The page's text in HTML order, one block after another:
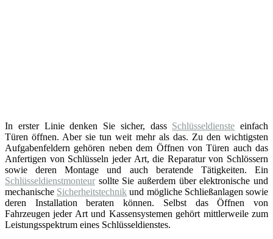
In erster Linie denken Sie sicher, dass Schlüsseldienste einfach
Türen öffnen. Aber sie tun weit mehr als das. Zu den wichtigsten
Aufgabenfeldern gehören neben dem Öffnen von Türen auch das
Anfertigen von Schlüsseln jeder Art, die Reparatur von Schlössern
sowie deren Montage und auch beratende Tätigkeiten. Ein
Schlüsseldienstmonteur sollte Sie außerdem über elektronische und
mechanische Sicherheitstechnik und mögliche Schließanlagen sowie
deren Installation beraten können. Selbst das Öffnen von
Fahrzeugen jeder Art und Kassensystemen gehört mittlerweile zum
Leistungsspektrum eines Schlüsseldienstes.